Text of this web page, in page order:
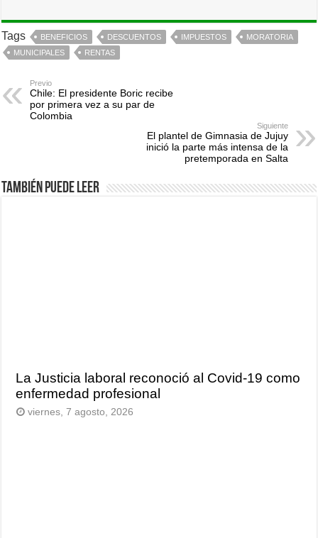
Tags BENEFICIOS DESCUENTOS IMPUESTOS
MORATORIA
MUNICIPALES
RENTAS
Previo
Chile: El presidente Boric recibe
por primera vez a su par de
Colombia
Siguiente
El plantel de Gimnasia de Jujuy
inició la parte más intensa de la
pretemporada en Salta
También puede leer
La Justicia laboral reconoció al Covid-19 como
enfermedad profesional
viernes, 7 agosto, 2026